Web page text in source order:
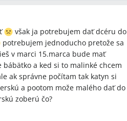
zariadenia v Hrubej Borši približne
a na jednom webe
EUR.
volajú prijatým rodičom a
na web stránke, iné školy
pre rozhodnutie osobne.
rodičovské stretnutia
však ja potrebujem dať dcéru do
potrebujem jednoducho pretože sa
v marci 15.marca bude mať
a ked si to malinké chcem
ak správne počítam tak katyn si
a pootom može malého dať do
zoberú čo?